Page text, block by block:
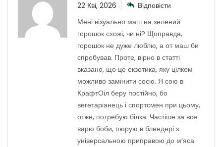
22 Кві, 2026
Відповісти
Мені візуально маш на зелений
горошок схожі, чи ні? Щоправда,
горошок не дуже люблю, а от маш би
спробував. Проте, вірно в статті
вказано, що це екзотика, яку цілком
можливо замінити соєю. Я сою в
КрафтОіл беру постійно, бо
вегетаріанець і спортсмен при цьому,
отже, потребую білка. Частіше за все
варю боби, пюрую в блендері з
універсальною приправою до м’яса